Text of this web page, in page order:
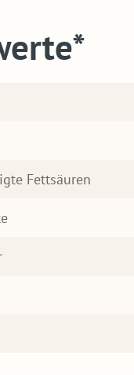
Fettsäuren